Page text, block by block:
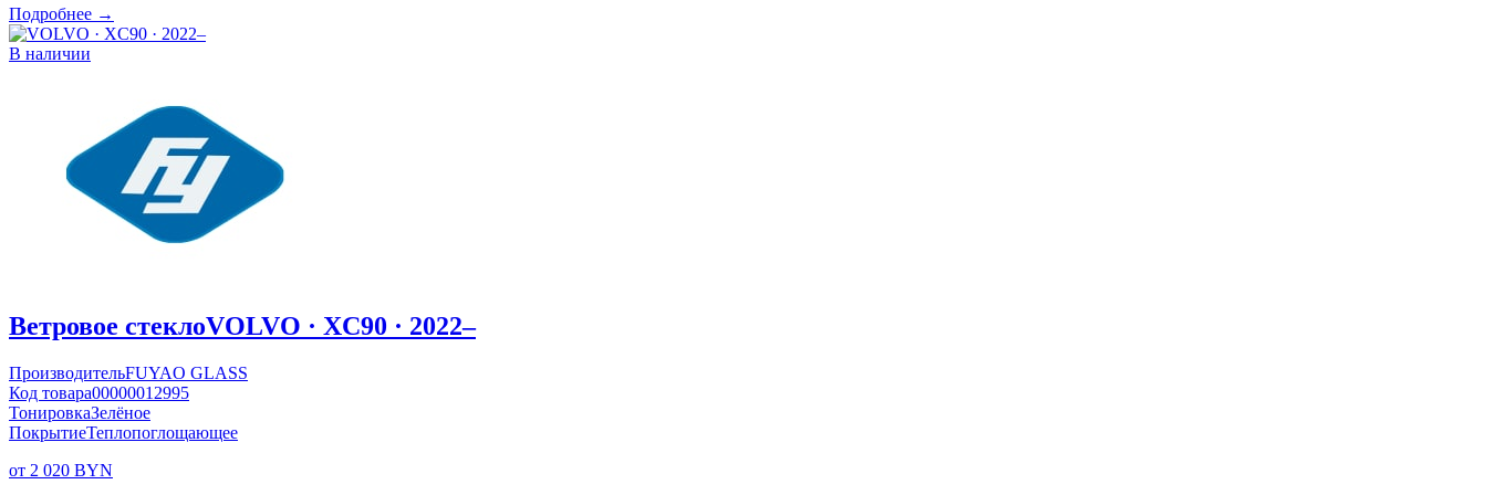
Подробнее →
В наличии
Ветровое стеклоVOLVO · XC90 · 2022–
ПроизводительFUYAO GLASS
Код товара00000012995
ТонировкаЗелёное
ПокрытиеТеплопоглощающее
от 2 020 BYN